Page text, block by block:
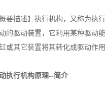
概要描述】执行机构，又称为执
的驱动装置，它利用某种驱动
或其它装置将其转化成驱动作用
执行机构原理--简介